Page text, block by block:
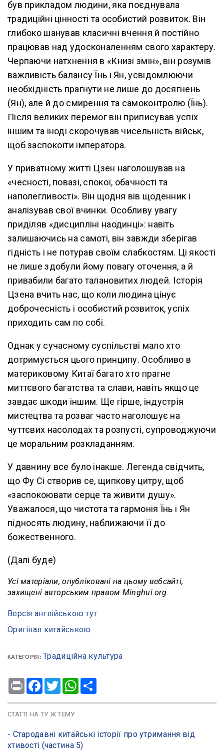
був прикладом людини, яка поєднувала
традиційні цінності та особистий розвиток. Він
глибоко шанував класичні вчення й постійно
працював над удосконаленням свого характеру.
Черпаючи натхнення в «Книзі змін», він розумів
важливість балансу Їнь і Ян, усвідомлюючи
необхідність прагнути не лише до досягнень
(Ян), але й до смирення та самоконтролю (Їнь).
Після великих перемог він приписував успіх
іншим та іноді скорочував чисельність військ,
щоб заспокоїти імператора.
У приватному житті Цзен наголошував на
«чесності, повазі, спокої, обачності та
наполегливості». Він щодня вів щоденник і
аналізував свої вчинки. Особливу увагу
приділяв «дисципліні наодинці»: навіть
залишаючись на самоті, він завжди зберігав
гідність і не потурав своїм слабкостям. Ці якості
не лише здобули йому повагу оточення, а й
привабили багато талановитих людей. Історія
Цзена вчить нас, що коли людина цінує
доброчесність і особистий розвиток, успіх
приходить сам по собі.
Однак у сучасному суспільстві мало хто
дотримується цього принципу. Особливо в
материковому Китаї багато хто прагне
миттєвого багатства та слави, навіть якщо це
завдає шкоди іншим. Ще гірше, індустрія
мистецтва та розваг часто наголошує на
чуттєвих насолодах та розпусті, супроводжуючи
це моральним розкладанням.
У давнину все було інакше. Легенда свідчить,
що Фу Сі створив се, щипкову цитру, щоб
«заспокоювати серце та живити душу».
Уважалося, що чистота та гармонія Їнь і Ян
підносять людину, наближаючи її до
божественного.
(Далі буде)
Усі матеріали, опубліковані на цьому вебсайті,
захищені авторським правом Minghui.org.
Версія англійською тут
Оригінал китайською
КАТЕГОРІЯ: Традиційна культура
Print Facebook
TwitterWhatsApp
СТАТТІ НА ТУ Ж ТЕМУ
- Стародавні китайські історії про утримання від
хтивості (частина 5)